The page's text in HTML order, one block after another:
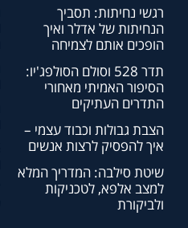
רגשי נחיתות: תסביך
הנחיתות של אדלר ואיך
הופכים אותם לצמיחה
תדר 528 וסולם הסולפג'יו:
הסיפור האמיתי מאחורי
התדרים העתיקים
הצבת גבולות וכבוד עצמי –
איך להפסיק לרצות אנשים
שיטת סילבה: המדריך המלא
למצב אלפא, לטכניקות
ולביקורת